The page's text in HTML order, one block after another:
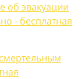
об эвакуации
- бесплатная